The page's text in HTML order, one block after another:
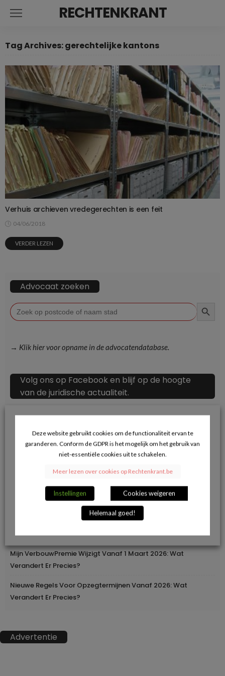
RECHTENKRANT
Tag Archives: gerechtelijke kantons
Verhuis archieven vredegerechten is een feit
04/06/2018
VERDER LEZEN
Advocaat zoeken
Zoek
naar:
→ Klik hier voor opname in de advocatendatabase.
Volg ons op Facebook en blijf op de hoogte
van de juridische actualiteit.
Recente berichten
Herroepingsrecht Bij Online Aankopen: Wanneer Mag Je Iets
Geleidelijke Verhoging Van Loopbaanvoorwaarden
Europa Moderniseert Het Rijbewijs: Digitaal En
Grensoverschrijdend
Mijn VerbouwPremie Wijzigt Vanaf 1 Maart 2026: Wat
Verandert Er Precies?
Nieuwe Regels Voor Opzegtermijnen Vanaf 2026: Wat
Verandert Er Precies?
Advertentie
Deze website gebruikt cookies om de functionaliteit ervan te
garanderen. Conform de GDPR is het mogelijk om het gebruik van
niet-essentiële cookies uit te schakelen.
Meer lezen over cookies op Rechtenkrant.be
Instellingen Cookies weigeren
Helemaal goed!